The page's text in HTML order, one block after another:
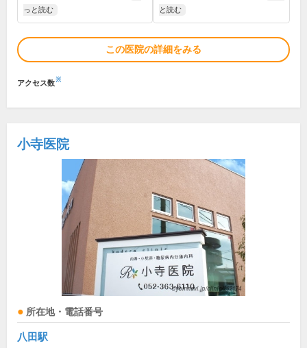
っと読む
と読む
この医院の詳細をみる
アクセス数※
小寺医院
所在地・電話番号
八田駅